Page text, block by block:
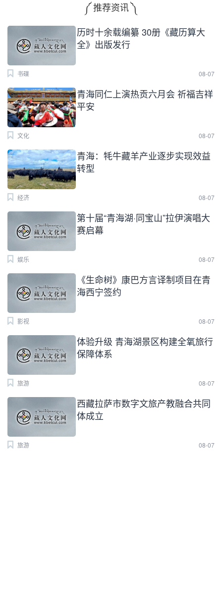
༼ 推荐资讯 ༽
历时十余载编纂 30册《藏历算大
全》出版发行
08-07
书碟
青海同仁上演热贡六月会 祈福吉祥
平安
08-07
文化
青海：牦牛藏羊产业逐步实现效益
转型
08-07
经济
第十届“青海湖·同宝山”拉伊演唱大
赛启幕
08-07
娱乐
《生命树》康巴方言译制项目在青
海西宁签约
08-07
影视
体验升级 青海湖景区构建全氧旅行
保障体系
08-07
旅游
西藏拉萨市数字文旅产教融合共同
体成立
08-07
旅游